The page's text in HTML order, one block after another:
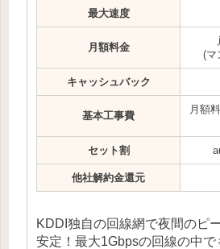
最大速度
月額料金
(マ
キャッシュバック
基本工事費
月額
セット割
他社解約金還元
KDDI独自の回線網で夜間のピ
安定！最大1Gbpsの回線の中